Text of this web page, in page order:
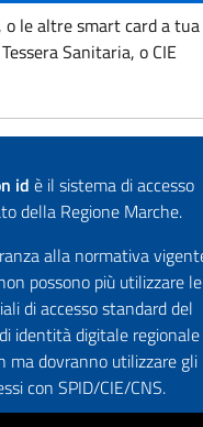
o le altre smart card a
Sanitaria, o CIE
id è il sistema di accesso
della Regione Marche.
alla normativa
possono più utilizzare le
di accesso standard del
identità digitale regionale
ma dovranno utilizzare gli
con SPID/CIE/CNS.